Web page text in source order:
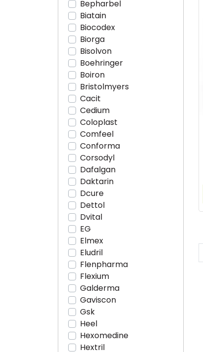
Bepharbel
Biatain
Biocodex
Biorga
Bisolvon
Boehringer
Boiron
Bristolmyers
Cacit
Cedium
Coloplast
Comfeel
Conforma
Corsodyl
Dafalgan
Daktarin
Dcure
Dettol
Dvital
EG
Elmex
Eludril
Flenpharma
Flexium
Galderma
Gaviscon
Gsk
Heel
Hexomedine
Hextril